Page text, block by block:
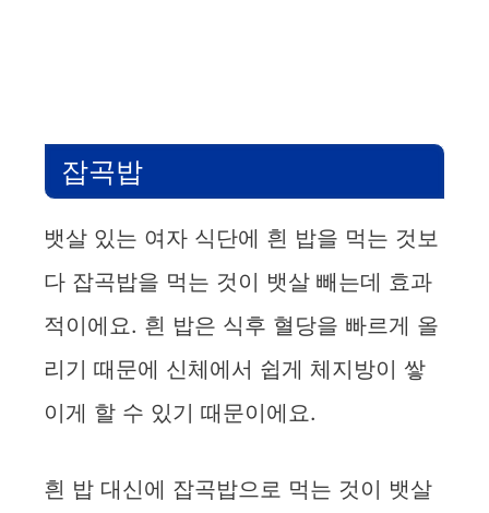
잡곡밥
뱃살 있는 여자 식단에 흰 밥을 먹는 것보
다 잡곡밥을 먹는 것이 뱃살 빼는데 효과
적이에요. 흰 밥은 식후 혈당을 빠르게 올
리기 때문에 신체에서 쉽게 체지방이 쌓
이게 할 수 있기 때문이에요.
흰 밥 대신에 잡곡밥으로 먹는 것이 뱃살